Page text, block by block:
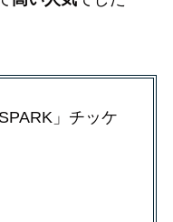
」チッケ